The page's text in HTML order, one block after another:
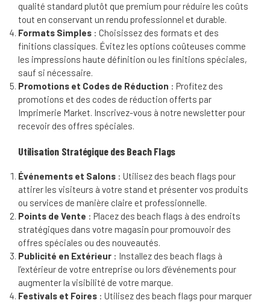
qualité standard plutôt que premium pour réduire les coûts
tout en conservant un rendu professionnel et durable.
Formats Simples : Choisissez des formats et des
finitions classiques. Évitez les options coûteuses comme
les impressions haute définition ou les finitions spéciales,
sauf si nécessaire.
Promotions et Codes de Réduction : Profitez des
promotions et des codes de réduction offerts par
Imprimerie Market. Inscrivez-vous à notre newsletter pour
recevoir des offres spéciales.
Utilisation Stratégique des Beach Flags
Événements et Salons : Utilisez des beach flags pour
attirer les visiteurs à votre stand et présenter vos produits
ou services de manière claire et professionnelle.
Points de Vente : Placez des beach flags à des endroits
stratégiques dans votre magasin pour promouvoir des
offres spéciales ou des nouveautés.
Publicité en Extérieur : Installez des beach flags à
l’extérieur de votre entreprise ou lors d’événements pour
augmenter la visibilité de votre marque.
Festivals et Foires : Utilisez des beach flags pour marquer